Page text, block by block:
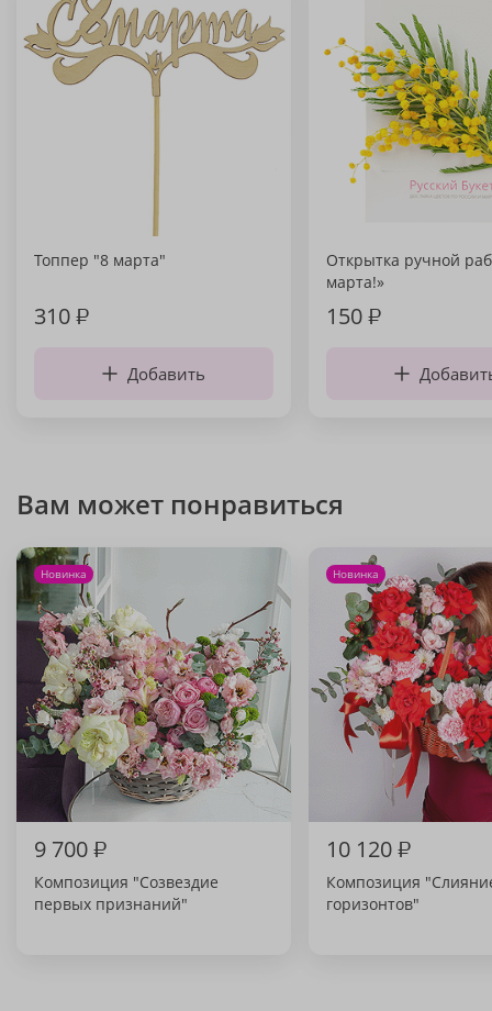
Топпер "8 марта"
310₽
Добавить
Открытка ручной
марта!»
150₽
Вам может понравиться
Новинка
9 700₽
Композиция "Созвездие
первых признаний"
Новинка
10 120₽
Композиция
горизонтов"